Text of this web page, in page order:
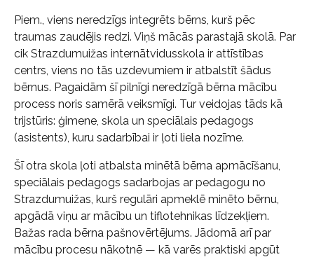
Piem., viens neredzīgs integrēts bērns, kurš pēc
traumas zaudējis redzi. Viņš mācās parastajā skolā. Par
cik Strazdumuižas internātvidusskola ir attīstības
centrs, viens no tās uzdevumiem ir atbalstīt šādus
bērnus. Pagaidām šī pilnīgi neredzīgā bērna mācību
process noris samērā veiksmīgi. Tur veidojas tāds kā
trijstūris: ģimene, skola un speciālais pedagogs
(asistents), kuru sadarbībai ir ļoti liela nozīme.
Šī otra skola ļoti atbalsta minētā bērna apmācīšanu,
speciālais pedagogs sadarbojas ar pedagogu no
Strazdumuižas, kurš regulāri apmeklē minēto bērnu,
apgādā viņu ar mācību un tiflotehnikas līdzekļiem.
Bažas rada bērna pašnovērtējums. Jādomā arī par
mācību procesu nākotnē — kā varēs praktiski apgūt